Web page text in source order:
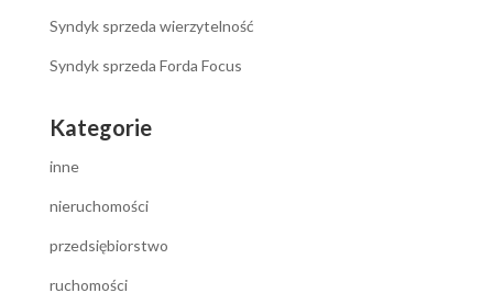
Syndyk sprzeda wierzytelność
Syndyk sprzeda Forda Focus
Kategorie
inne
nieruchomości
przedsiębiorstwo
ruchomości